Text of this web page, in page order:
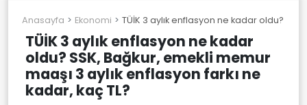
Anasayfa Ekonomi TÜİK 3 aylık enflasyon ne kadar oldu?
TÜİK 3 aylık enflasyon ne kadar
oldu? SSK, Bağkur, emekli memur
maaşı 3 aylık enflasyon farkı ne
kadar, kaç TL?